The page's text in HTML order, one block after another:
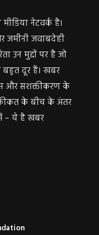
नेटवर्क है।
जमीनी जवाबदेही
उन मुद्दों पर है जो
से बहुत दूर हैं। खबर
और सशक्तीकरण के
के बीच के अंतर
– ये है खबर